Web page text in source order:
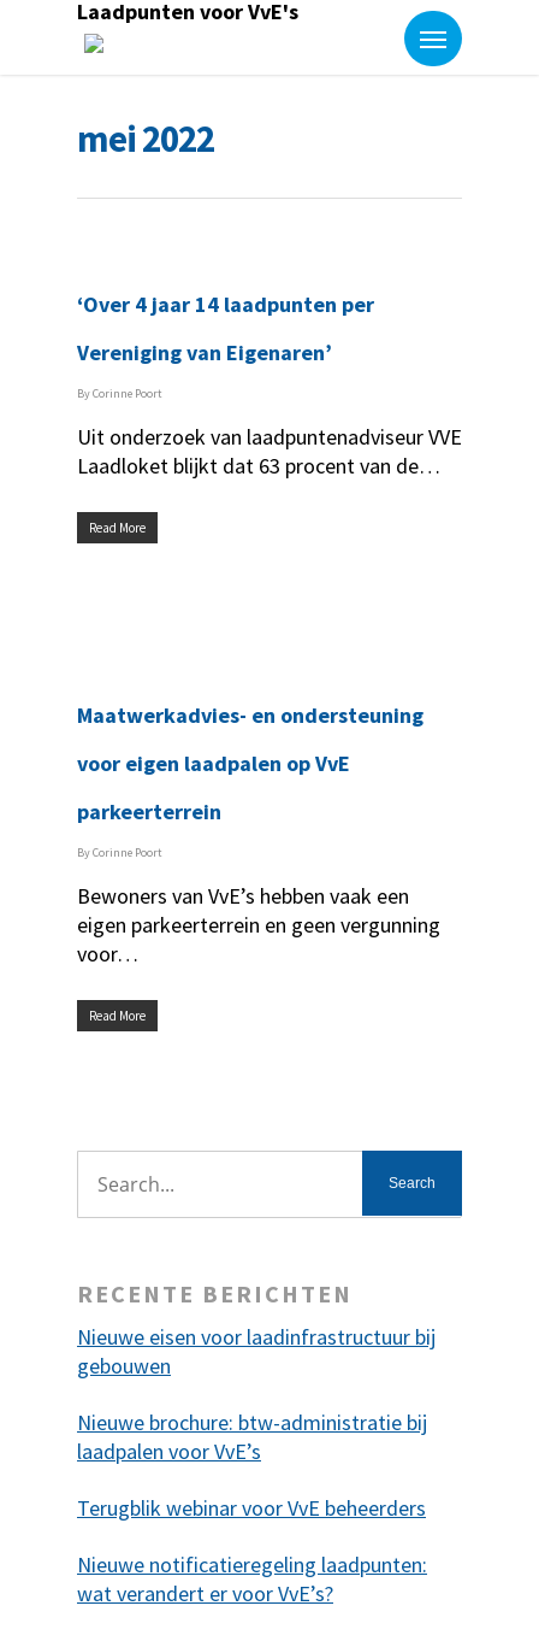
Laadpunten voor VvE's
mei 2022
‘Over 4 jaar 14 laadpunten per
Vereniging van Eigenaren’
ByCorinne Poort
Uit onderzoek van laadpuntenadviseur VVE
Laadloket blijkt dat 63 procent van de…
Read More
Maatwerkadvies- en ondersteuning
voor eigen laadpalen op VvE
parkeerterrein
ByCorinne Poort
Bewoners van VvE’s hebben vaak een
eigen parkeerterrein en geen vergunning
voor…
Read More
RECENTE BERICHTEN
Nieuwe eisen voor laadinfrastructuur bij
gebouwen
Nieuwe brochure: btw-administratie bij
laadpalen voor VvE’s
Terugblik webinar voor VvE beheerders
Nieuwe notificatieregeling laadpunten:
wat verandert er voor VvE’s?